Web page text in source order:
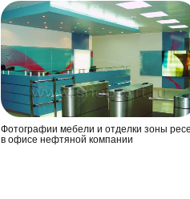
Фотографии мебели и отделки зоны
в офисе нефтяной компании